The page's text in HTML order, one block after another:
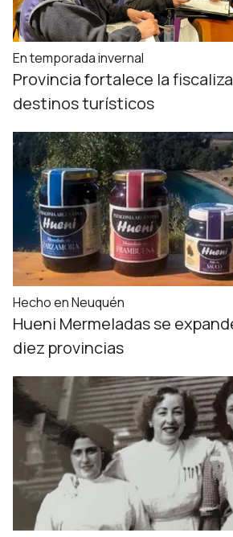
En temporada invernal
Provincia fortalece la
destinos turísticos
Hecho en Neuquén
Hueni Mermeladas se
diez provincias